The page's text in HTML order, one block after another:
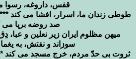
قفس، داروغه، رسوا
طوطی زندان ما، اسرار، افشا می کند
صد روضه برپا می
میهن مظلوم ایران زیر نعلین و عبا،
سوزاند و نفتش، به
ثروت بی حدّ مردم، خرج مسجد می کند